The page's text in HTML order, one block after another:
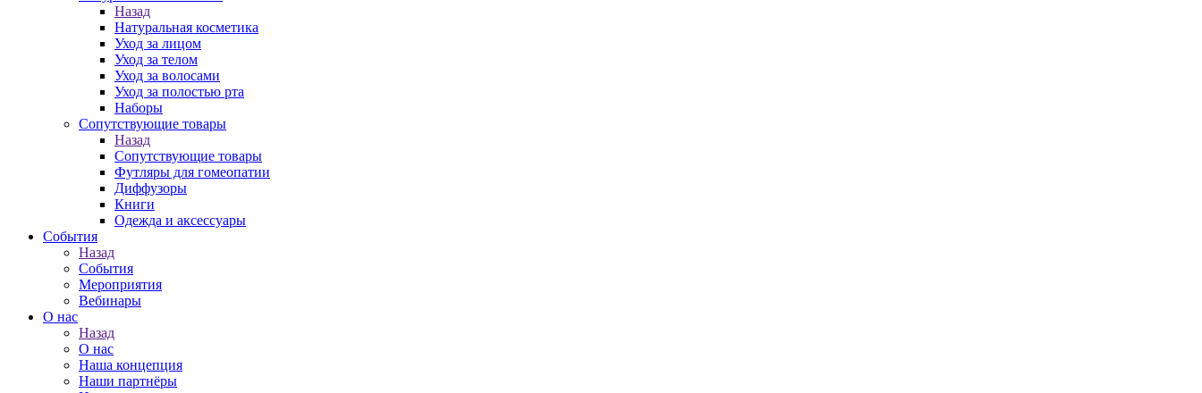
Назад
Натуральная косметика
Уход за лицом
Уход за телом
Уход за волосами
Уход за полостью рта
Наборы
Сопутствующие товары
Назад
Сопутствующие товары
Футляры для гомеопатии
Диффузоры
Книги
Одежда и аксессуары
События
Назад
События
Мероприятия
Вебинары
О нас
Назад
О нас
Наша концепция
Наши партнёры